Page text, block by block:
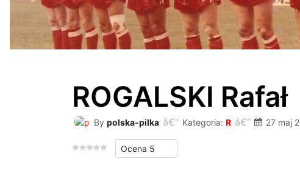
ROGALSKI Rafał
By polska-pilka Kategoria: R 27 maj
Proszę, oceń